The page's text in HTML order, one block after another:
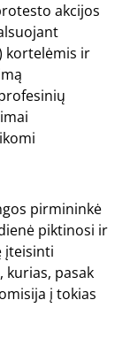
akcijos
kortelėmis ir
pirmininkė
piktinosi ir
įteisinti
pasak
į tokias